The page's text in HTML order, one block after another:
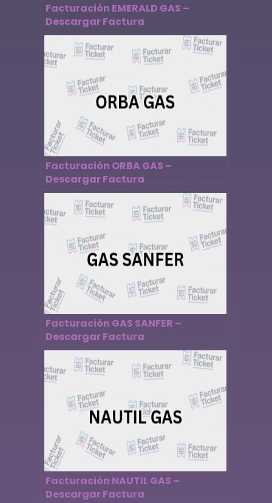
Facturación EMERALD GAS –
Descargar Factura
Facturación ORBA GAS –
Descargar Factura
Facturación GAS SANFER –
Descargar Factura
Facturación NAUTIL GAS –
Descargar Factura